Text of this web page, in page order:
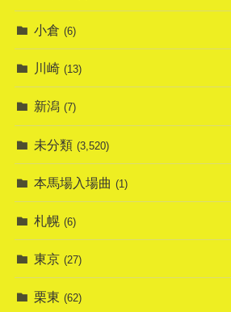
小倉 (6)
川崎 (13)
新潟 (7)
未分類 (3,520)
本馬場入場曲 (1)
札幌 (6)
東京 (27)
栗東 (62)